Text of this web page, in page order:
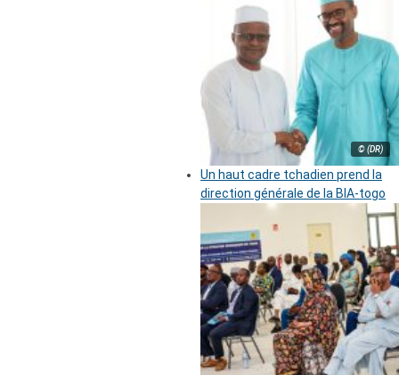
© (DR)
Un haut cadre tchadien prend la
direction générale de la BIA-togo